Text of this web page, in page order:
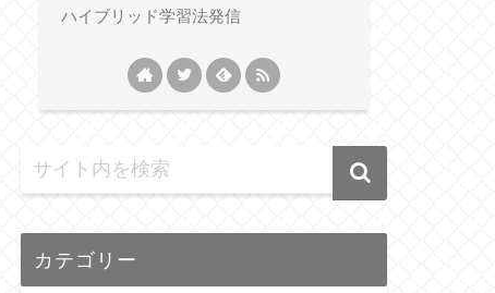
ハイブリッド学習法発信
カテゴリー